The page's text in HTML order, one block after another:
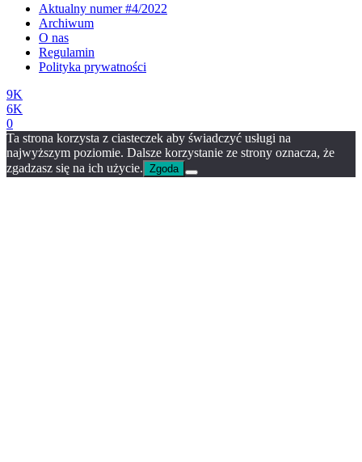
Aktualny numer#4/2022
Archiwum
O nas
Regulamin
Polityka prywatności
9K
6K
0
Ta strona korzysta z ciasteczek aby świadczyć usługi na
najwyższym poziomie. Dalsze korzystanie ze strony oznacza, że
zgadzasz się na ich użycie. Zgoda